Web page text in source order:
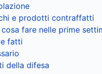
e prodotti contraffatti
cosa fare nelle prime
fatti
della difesa